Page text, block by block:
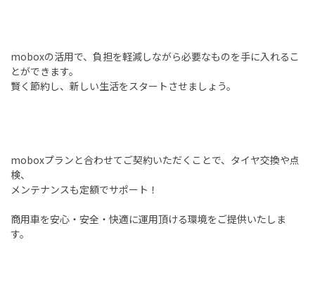
moboxの活用で、負担を軽減しながら必要なものを手に入れるこ
とができます。
賢く節約し、新しい生活をスタートさせましょう。
moboxプランと合わせてご契約いただくことで、タイヤ交換や点
検、
メンテナンスも定額でサポート！
商用車を安心・安全・快適に運用頂ける環境をご提供いたしま
す。